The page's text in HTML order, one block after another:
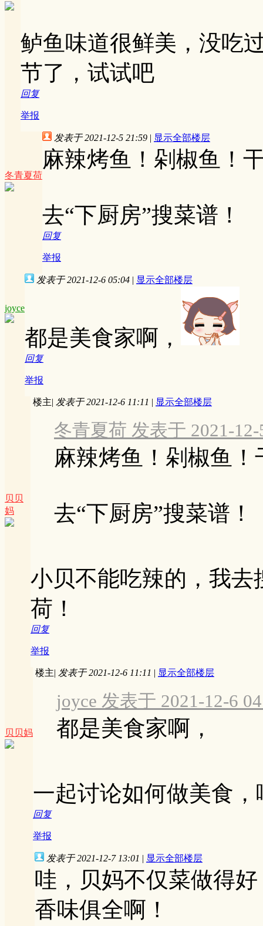
鲈鱼味道很鲜美，没吃
节了，试试吧
回复
举报
冬青夏荷
发表于 2021-12-5 21:59 | 显示全部楼层
麻辣烤鱼！剁椒鱼！
去“下厨房”搜菜谱！
回复
举报
joyce
发表于 2021-12-6 05:04 | 显示全部楼层
都是美食家啊，
回复
举报
贝贝
妈
楼主| 发表于 2021-12-6 11:11 | 显示全部楼层
冬青夏荷 发表于 2021-12-
麻辣烤鱼！剁椒鱼
去“下厨房”搜菜谱！
小贝不能吃辣的，我
荷！
回复
举报
贝贝妈
楼主| 发表于 2021-12-6 11:11 | 显示全部楼层
joyce 发表于 2021-12-6
都是美食家啊，
一起讨论如何做美食，
回复
举报
发表于 2021-12-7 13:01 | 显示全部楼层
哇，贝妈不仅菜做得
香味俱全啊！